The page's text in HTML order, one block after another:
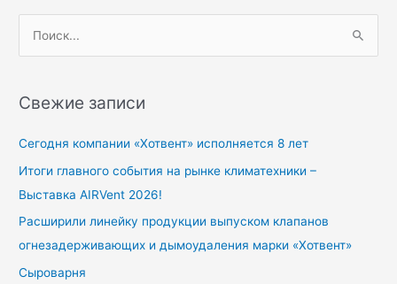
с
Свежие записи
Сегодня компании «Хотвент» исполняется 8 лет
Итоги главного события на рынке климатехники –
Выставка AIRVent 2026!
Расширили линейку продукции выпуском клапанов
огнезадерживающих и дымоудаления марки «Хотвент»
Сыроварня